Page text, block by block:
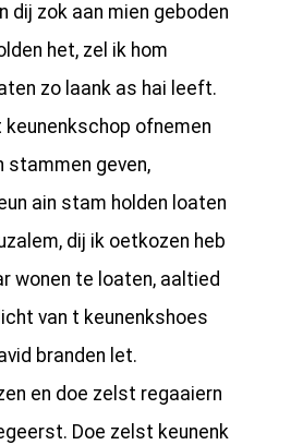
dij zok aan mien geboden
het, zel ik hom
zo laank as hai leeft.
keunenkschop ofnemen
stammen geven,
ain stam holden loaten
dij ik oetkozen heb
wonen te loaten, aaltied
van t keunenkshoes
branden let.
en doe zelst regaaiern
Doe zelst keunenk